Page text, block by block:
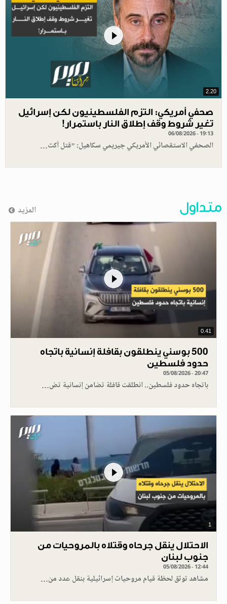
2.20
صحفي أمريكي: التزم الفلسطينيون لكن إسرائيل
تغير شروط وقف إطلاق النار باستمرار!
06/08/2026 - 19:13
الصحفي الاستقصائي الأمريكي جيريمي سكاهيل: "قتل أكث…
متداول المزيد
0.41
500 بوسني ينطلقون بقافلة إنسانية باتجاه
حدود فلسطين
05/08/2026 - 20:47
باتجاه حدود فلسطين.. انطلقت قافلة تضامن إنسانية تض…
1
الاحتلال ينقل جرحاه وقتلاه بالمروحيات من
جنوب لبنان
05/08/2026 - 12:44
مشاهد توثق لحظة قيام مروحيات إسرائيلية بنقل عدد من…